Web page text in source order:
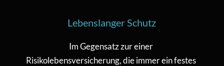
Lebenslanger Schutz
Im Gegensatz zur einer
Risikolebensversicherung, die immer ein festes